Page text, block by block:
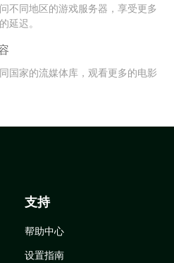
不同地区的游戏服务器，享受更多
延迟。
国家的流媒体库，观看更多的电影
支持
帮助中心
设置指南